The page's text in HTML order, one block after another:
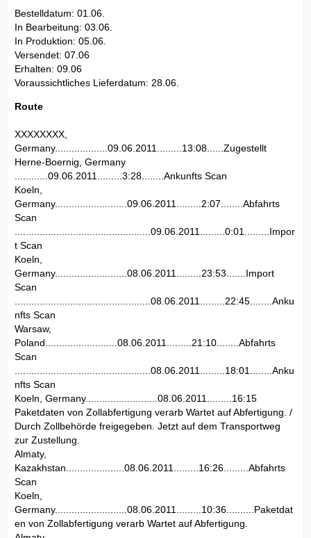
Bestelldatum: 01.06.
In Bearbeitung: 03.06.
In Produktion: 05.06.
Versendet: 07.06
Erhalten: 09.06
Voraussichtliches Lieferdatum: 28.06.
Route
XXXXXXXX,
Germany...................09.06.2011.........13:08......Zugestellt
Herne-Boernig, Germany
............09.06.2011.........3:28........Ankunfts Scan
Koeln,
Germany..........................09.06.2011.........2:07........Abfahrts
Scan
.................................................09.06.2011.........0:01.........Impor
t Scan
Koeln,
Germany..........................08.06.2011.........23:53.......Import
Scan
.................................................08.06.2011.........22:45........Anku
nfts Scan
Warsaw,
Poland..........................08.06.2011.........21:10........Abfahrts
Scan
.................................................08.06.2011.........18:01........Anku
nfts Scan
Koeln, Germany..........................08.06.2011.........16:15
Paketdaten von Zollabfertigung verarb Wartet auf Abfertigung. /
Durch Zollbehörde freigegeben. Jetzt auf dem Transportweg
zur Zustellung.
Almaty,
Kazakhstan.....................08.06.2011.........16:26.........Abfahrts
Scan
Koeln,
Germany..........................08.06.2011.........10:36..........Paketdat
en von Zollabfertigung verarb Wartet auf Abfertigung.